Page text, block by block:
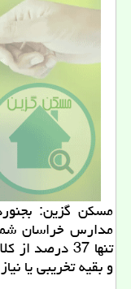
مسكن گزین:
مدارس خراسان
تنها 37
و بقیه تخریبی یا